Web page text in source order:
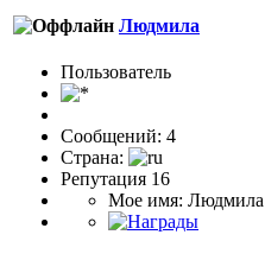
Людмила
Пользователь
Сообщений: 4
Страна:
Репутация 16
Мое имя: Людмила